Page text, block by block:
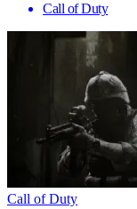
Call of Duty
Call of Duty